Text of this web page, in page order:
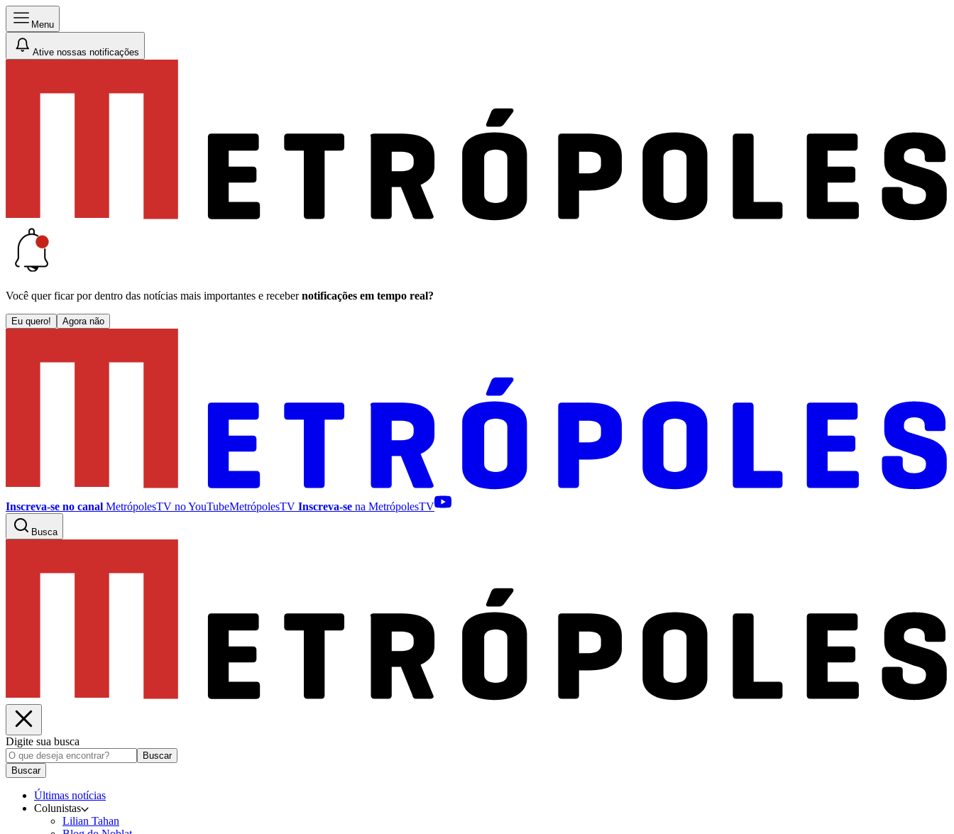
Menu
Ative nossas notificações
Você quer ficar por dentro das notícias mais importantes e receber notificações em tempo real?
Eu quero! Agora não
Inscreva-se no canal MetrópolesTV noYouTubeMetrópolesTV Inscreva-se na MetrópolesTV
Busca
Digite sua busca
Buscar
Buscar
Últimas notícias
Colunistas
Lilian Tahan